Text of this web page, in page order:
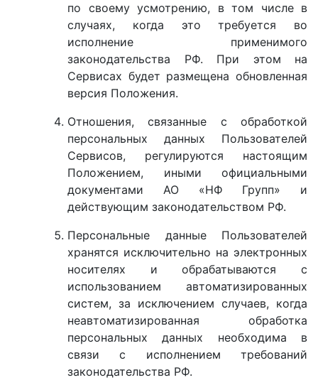
по своему усмотрению, в том числе в
случаях, когда это требуется во
исполнение применимого
законодательства РФ. При этом на
Сервисах будет размещена обновленная
версия Положения.
Отношения, связанные с обработкой
персональных данных Пользователей
Сервисов, регулируются настоящим
Положением, иными официальными
документами АО «НФ Групп» и
действующим законодательством РФ.
Персональные данные Пользователей
хранятся исключительно на электронных
носителях и обрабатываются с
использованием автоматизированных
систем, за исключением случаев, когда
неавтоматизированная обработка
персональных данных необходима в
связи с исполнением требований
законодательства РФ.